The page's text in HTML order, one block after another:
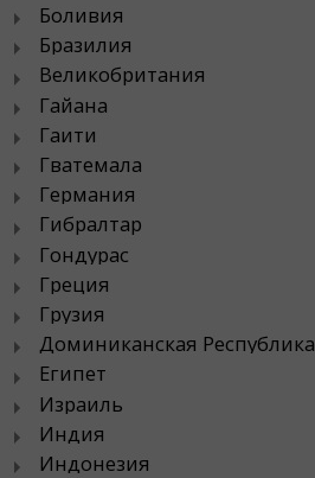
Боливия
Бразилия
Великобритания
Гайана
Гаити
Гватемала
Германия
Гибралтар
Гондурас
Греция
Грузия
Доминиканская Республика
Египет
Израиль
Индия
Индонезия